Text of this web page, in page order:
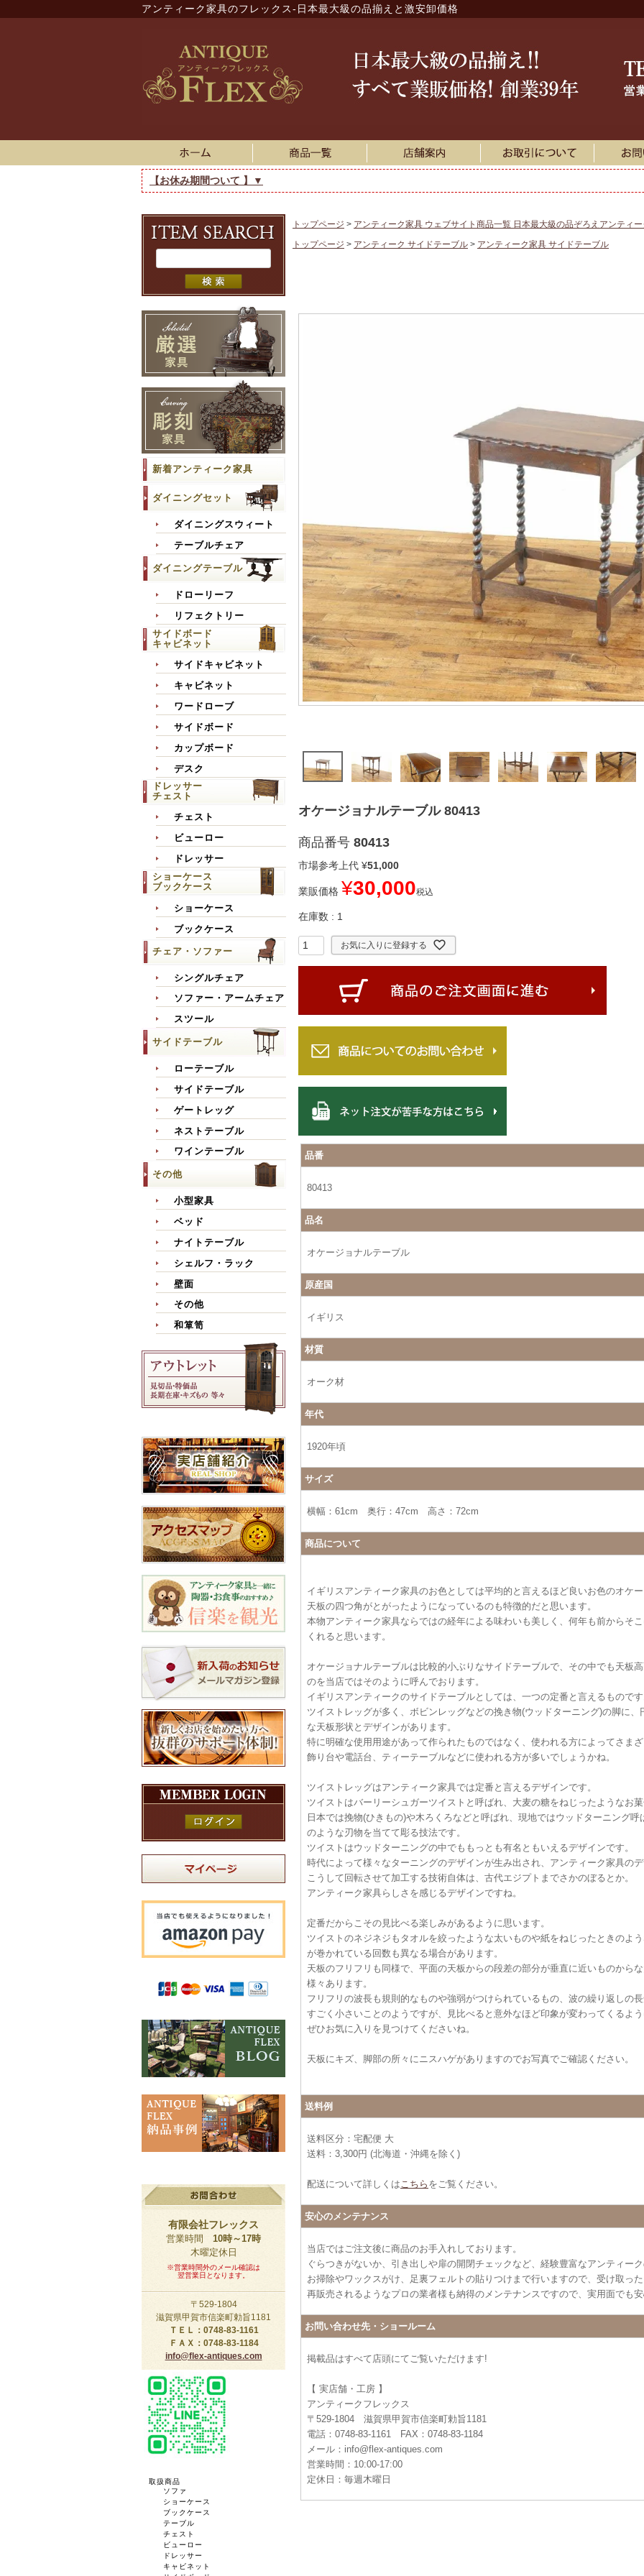
アンティーク家具のフレックス-日本最大級の品揃えと激安卸価格
【お休み期間ついて 】▼
新着アンティーク家具
ダイニングセット
ダイニングスウィート
テーブルチェア
ダイニングテーブル
ドローリーフ
リフェクトリー
サイドボード
キャビネット
サイドキャビネット
キャビネット
ワードローブ
サイドボード
カップボード
デスク
ドレッサー
チェスト
チェスト
ビューロー
ドレッサー
ショーケース
ブックケース
ショーケース
ブックケース
チェア・ソファー
シングルチェア
ソファー・アームチェア
スツール
サイドテーブル
ローテーブル
サイドテーブル
ゲートレッグ
ネストテーブル
ワインテーブル
その他
小型家具
ベッド
ナイトテーブル
シェルフ・ラック
壁面
その他
和箪笥
有限会社フレックス
営業時間 10時～17時
木曜定休日
※営業時間外のメール確認は
翌営業日となります。
〒529-1804
滋賀県甲賀市信楽町勅旨1181
ＴＥＬ：0748-83-1161
ＦＡＸ：0748-83-1184
info@flex-antiques.com
取扱商品
ソファ
ショーケース
ブックケース
テーブル
チェスト
ビューロー
ドレッサー
キャビネット
トップページ
アンティーク家具 ウェブサイト商品一覧 日本最大級の品ぞろえアンティ
トップページ
アンティーク サイドテーブル アンティーク家具 サイドテーブル
オケージョナルテーブル 80413
商品番号 80413
市場参考上代 ¥51,000
業販価格 ¥30,000税込
在庫数 1
お気に入りに登録する
品番
80413
品名
オケージョナルテーブル
原産国
イギリス
材質
オーク材
年代
1920年頃
サイズ
横幅：61cm 奥行：47cm 高さ：72cm
商品について
イギリスアンティーク家具のお色としては平均的と言えるほど良いお色のオケー
天板の四つ角がとがったようになっているのも特徴的だと思います。
本物アンティーク家具ならではの経年による味わいも美しく、何年も前からそ
くれると思います。
オケージョナルテーブルは比較的小ぶりなサイドテーブルで、その中でも天板
のを当店ではそのように呼んでおります。
イギリスアンティークのサイドテーブルとしては、一つの定番と言えるものです
ツイストレッグが多く、ボビンレッグなどの挽き物(ウッドターニング)の脚に
な天板形状とデザインがあります。
特に明確な使用用途があって作られたものではなく、使われる方によってさま
飾り台や電話台、ティーテーブルなどに使われる方が多いでしょうかね。
ツイストレッグはアンティーク家具では定番と言えるデザインです。
ツイストはバーリーシュガーツイストと呼ばれ、大麦の糖をねじったようなお
日本では挽物(ひきもの)や木ろくろなどと呼ばれ、現地ではウッドターニング
のような刃物を当てて彫る技法です。
ツイストはウッドターニングの中でももっとも有名ともいえるデザインです。
時代によって様々なターニングのデザインが生み出され、アンティーク家具の
こうして回転させて加工する技術自体は、古代エジプトまでさかのぼるとか。
アンティーク家具らしさを感じるデザインですね。
定番だからこその見比べる楽しみがあるように思います。
ツイストのネジネジもタオルを絞ったような太いものや紙をねじったときのよ
が巻かれている回数も異なる場合があります。
天板のフリフリも同様で、平面の天板からの段差の部分が垂直に近いものから
様々あります。
フリフリの波長も規則的なものや強弱がつけられているもの、波の繰り返しの長
すごく小さいことのようですが、見比べると意外なほど印象が変わってくるよう
ぜひお気に入りを見つけてくださいね。
天板にキズ、脚部の所々にニスハゲがありますのでお写真でご確認ください。
送料例
送料区分：宅配便 大
送料：3,300円 (北海道・沖縄を除く)
配送について詳しくは こちら をご覧ください。
安心のメンテナンス
当店ではご注文後に商品のお手入れしております。
ぐらつきがないか、引き出しや扉の開閉チェックなど、経験豊富なアンティー
お掃除やワックスがけ、足裏フェルトの貼りつけまで行いますので、受け取っ
再販売されるようなプロの業者様も納得のメンテナンスですので、実用面でも
お問い合わせ先・ショールーム
掲載品はすべて店頭にてご覧いただけます!
【 実店舗・工房 】
アンティークフレックス
〒529-1804 滋賀県甲賀市信楽町勅旨1181
電話：0748-83-1161 FAX：0748-83-1184
メール：info@flex-antiques.com
営業時間：10:00-17:00
定休日：毎週木曜日